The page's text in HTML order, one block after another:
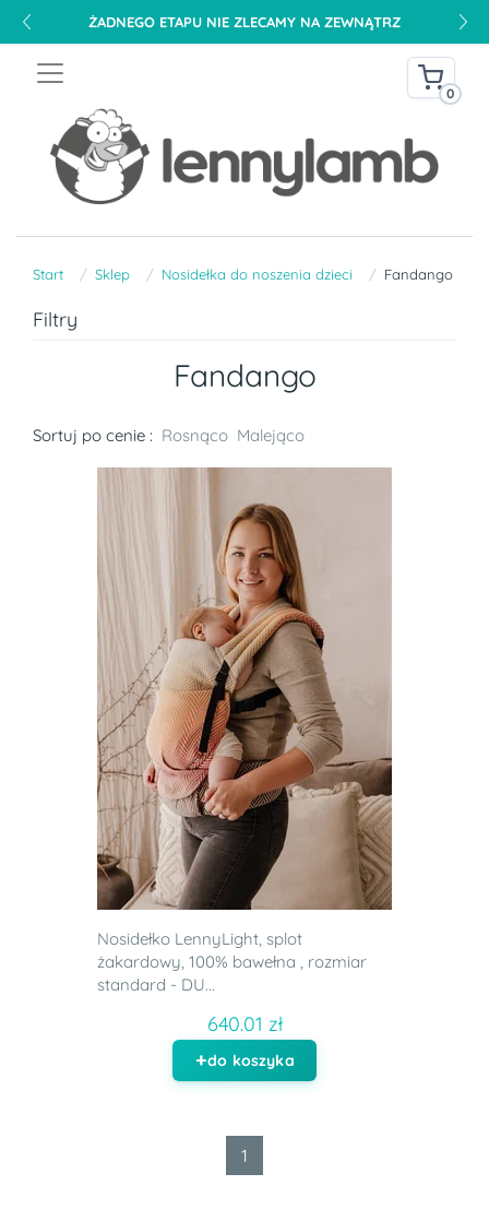
ŻADNEGO ETAPU NIE ZLECAMY NA ZEWNĄTRZ
0
Start Sklep Nosidełka do noszenia dzieci Fandango
Filtry
Fandango
Sortuj po cenie : Rosnąco Malejąco
Nosidełko LennyLight, splot
żakardowy, 100% bawełna , rozmiar
standard - DU...
640.01 zł
do koszyka
1